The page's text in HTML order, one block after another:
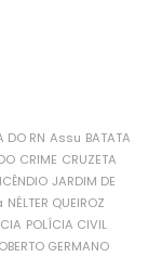
DO RN Assu BATATA
CRIME CRUZETA
JARDIM DE
NÉLTER QUEIROZ
POLÍCIA CIVIL
GERMANO